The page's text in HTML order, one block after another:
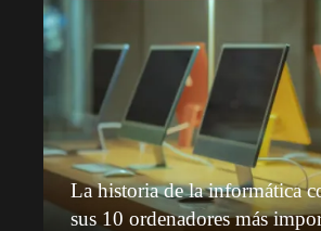
La historia de la informática
sus 10 ordenadores más